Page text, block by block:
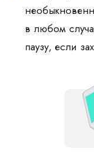
в любом
паузу, если